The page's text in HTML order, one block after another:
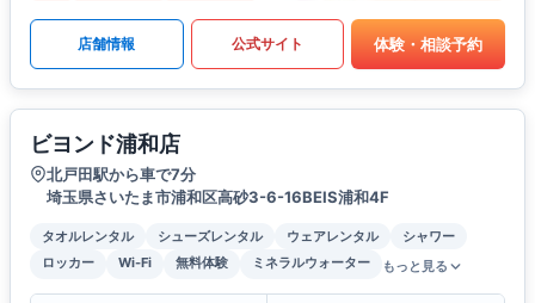
店舗情報 公式サイト 体験・相談予約
ビヨンド浦和店
北戸田駅から車で7分
埼玉県さいたま市浦和区高砂3-6-16BEIS浦和4F
タオルレンタル シューズレンタル ウェアレンタル
シャワー
ロッカー
Wi-Fi 無料体験 ミネラルウォーター もっと見る